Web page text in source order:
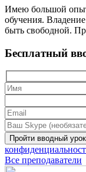
Имею большой
обучения.
быть свободной.
Бесплатный
Все преподаватели